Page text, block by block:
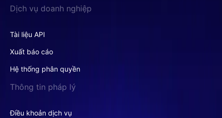
Dịch vụ doanh nghiệp
Tài liệu API
Xuất báo cáo
Hệ thống phân quyền
Thông tin pháp lý
Điều khoản dịch vụ